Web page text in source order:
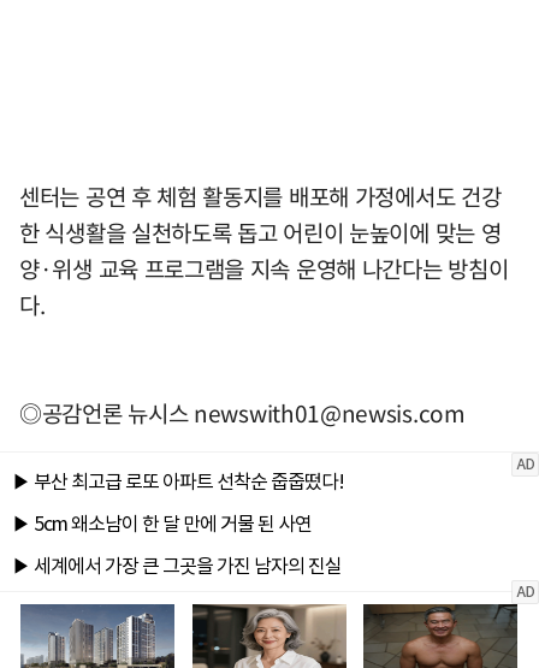
센터는 공연 후 체험 활동지를 배포해 가정에서도 건강
한 식생활을 실천하도록 돕고 어린이 눈높이에 맞는 영
양·위생 교육 프로그램을 지속 운영해 나간다는 방침이
다.
◎공감언론 뉴시스newswith01@newsis.com